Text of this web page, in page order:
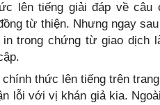
lên tiếng giải đáp về câu
từ thiện. Nhưng ngay
trong chứng từ giao dịch
thức lên tiếng trên
lỗi với vị khán giả kia.